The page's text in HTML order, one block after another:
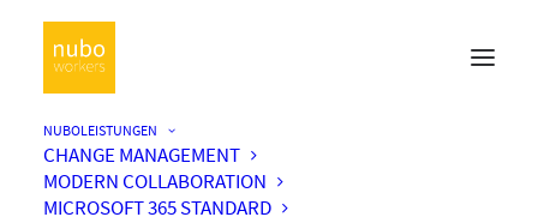
NUBOLEISTUNGEN
CHANGE MANAGEMENT
MODERN COLLABORATION
MICROSOFT 365 STANDARD